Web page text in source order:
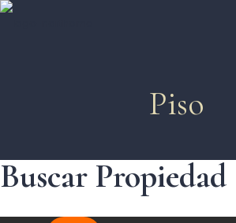
Piso
Buscar Propiedad